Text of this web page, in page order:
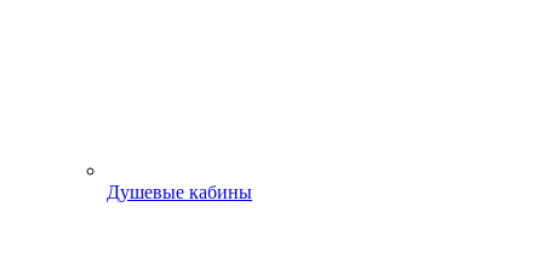
Душевые кабины